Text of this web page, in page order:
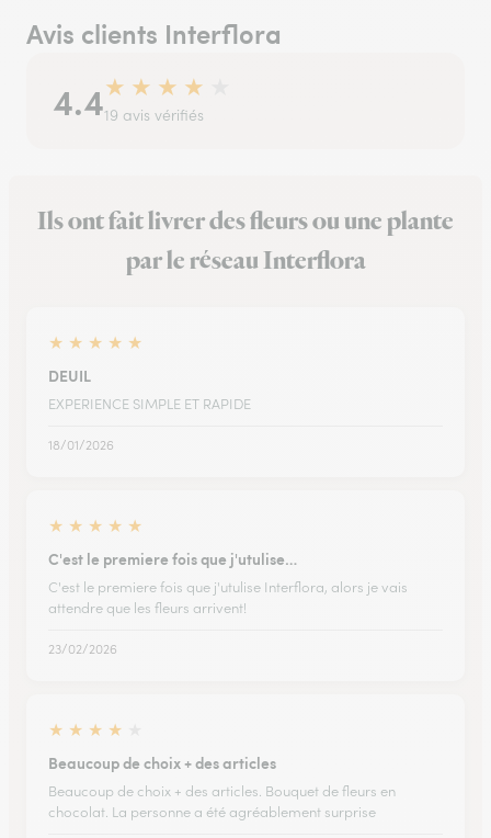
Avis clients Interflora
4.4★ ★ ★ ★
19 avis vérifiés
Ils ont fait livrer des fleurs ou une plante
par le réseau Interflora
★ ★ ★ ★ ★
DEUIL
EXPERIENCE SIMPLE ET RAPIDE
18/01/2026
★ ★ ★ ★ ★
C'est le premiere fois que j'utulise…
C'est le premiere fois que j'utulise Interflora, alors je vais
attendre que les fleurs arrivent!
23/02/2026
★ ★ ★ ★
Beaucoup de choix + des articles
Beaucoup de choix + des articles. Bouquet de fleurs en
chocolat. La personne a été agréablement surprise